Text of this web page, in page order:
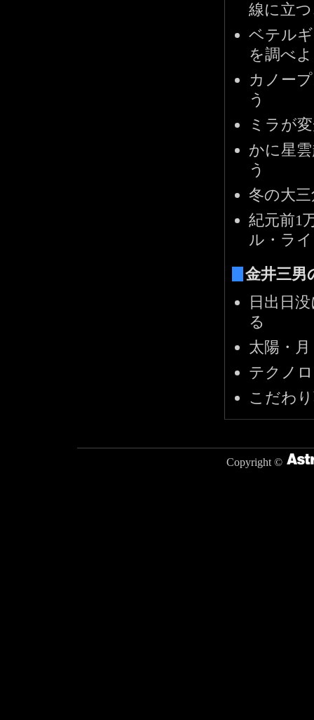
線に立
ベテル
を調べ
カノー
う
ミラが
かに星
う
冬の大
紀元前1
ル・ラ
金井三男
日出日
る
太陽・
テクノ
こだわ
Copyright ©